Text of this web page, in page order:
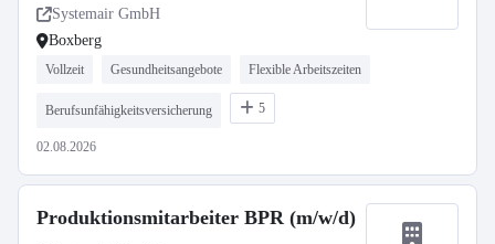
Systemair GmbH
Boxberg
Vollzeit Gesundheitsangebote Flexible Arbeitszeiten
Berufsunfähigkeitsversicherung 5
02.08.2026
Produktionsmitarbeiter BPR (m/w/d)